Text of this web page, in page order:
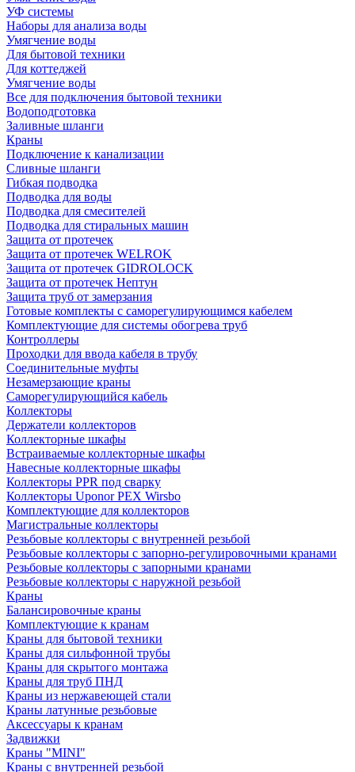
УФ системы
Наборы для анализа воды
Умягчение воды
Для бытовой техники
Для коттеджей
Умягчение воды
Все для подключения бытовой техники
Водоподготовка
Заливные шланги
Краны
Подключение к канализации
Сливные шланги
Гибкая подводка
Подводка для воды
Подводка для смесителей
Подводка для стиральных машин
Защита от протечек
Защита от протечек WELROK
Защита от протечек GIDROLOCK
Защита от протечек Нептун
Защита труб от замерзания
Готовые комплекты с саморегулирующимся кабелем
Комплектующие для системы обогрева труб
Контроллеры
Проходки для ввода кабеля в трубу
Соединительные муфты
Незамерзающие краны
Саморегулирующийся кабель
Коллекторы
Держатели коллекторов
Коллекторные шкафы
Встраиваемые коллекторные шкафы
Навесные коллекторные шкафы
Коллекторы PPR под сварку
Коллекторы Uponor PEX Wirsbo
Комплектующие для коллекторов
Магистральные коллекторы
Резьбовые коллекторы с внутренней резьбой
Резьбовые коллекторы с запорно-регулировочными кранами
Резьбовые коллекторы с запорными кранами
Резьбовые коллекторы с наружной резьбой
Краны
Балансировочные краны
Комплектующие к кранам
Краны для бытовой техники
Краны для сильфонной трубы
Краны для скрытого монтажа
Краны для труб ПНД
Краны из нержавеющей стали
Краны латунные резьбовые
Аксессуары к кранам
Задвижки
Краны "MINI"
Краны с внутренней резьбой